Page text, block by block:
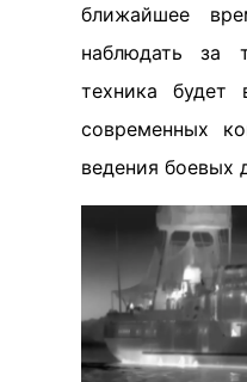
ближайшее
наблюдать за
техника будет
современных
ведения боевых